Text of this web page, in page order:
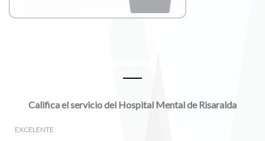
Califica el servicio del Hospital Mental de Risaralda
EXCELENTE